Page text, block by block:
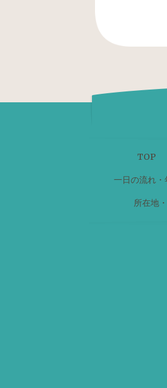
TOP
一日の流れ
所在地